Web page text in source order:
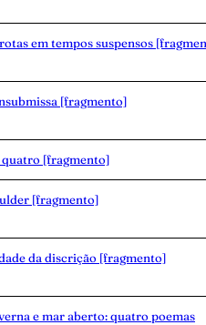
em tempos suspensos
[fragmento]
quatro [fragmento]
[fragmento]
da discrição [fragmento]
e mar aberto: quatro poemas